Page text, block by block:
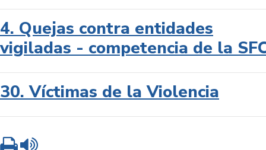
4. Quejas contra entidades
vigiladas - competencia de la
30. Víctimas de la Violencia
Imprimir